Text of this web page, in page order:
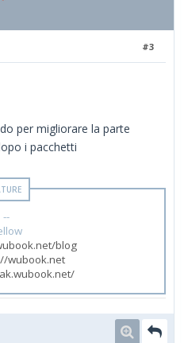
#3
per migliorare la parte
i pacchetti
--
blog
wubook.net